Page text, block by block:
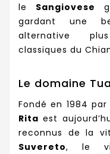
le Sangiovese
gardant une
alternative
classiques du
Le domaine
Fondé en 1984
Rita est
reconnus de la
Suvereto, le